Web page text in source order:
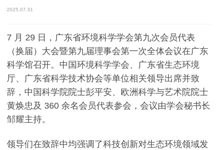
2025.07.31
7 月 29 日，广东省环境科学学会第九次会员代表
（换届）大会暨第九届理事会第一次全体会议在广东
科学馆召开。中国环境科学学会、广东省生态环境
厅、广东省科学技术协会等单位相关领导出席并致
辞，中国科学院院士彭平安、欧洲科学与艺术院院士
黄焕忠及 360 余名会员代表参会，会议由学会秘书长
邹耀主持。
领导们在致辞中均强调了科技创新对生态环境领域发